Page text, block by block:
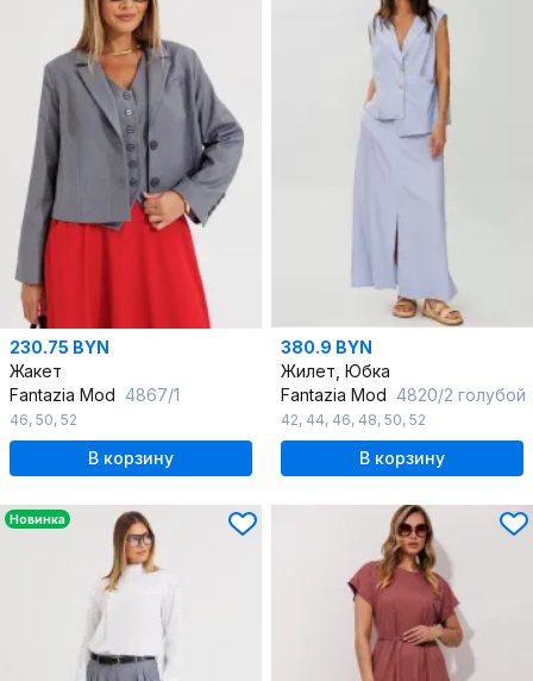
230.75 BYN
Жакет
Fantazia Mod 4867/1
46, 50, 52
В корзину
380.9 BYN
Жилет, Юбка
Fantazia Mod 4820/2 голубой
42, 44, 46, 48, 50, 52
В корзину
Новинка